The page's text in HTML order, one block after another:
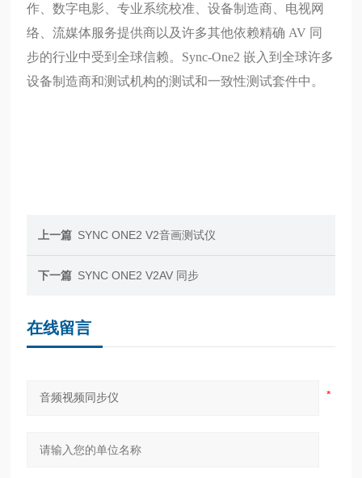
作、数字电影、专业系统校准、设备制造商、电视网
络、流媒体服务提供商以及许多其他依赖精确 AV 同
步的行业中受到全球信赖。Sync-One2 嵌入到全球许多
设备制造商和测试机构的测试和一致性测试套件中。
上一篇 SYNC ONE2 V2音画测试仪
下一篇 SYNC ONE2 V2AV 同步
在线留言